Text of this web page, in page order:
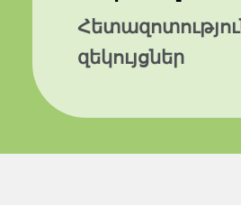
զեկույցներ